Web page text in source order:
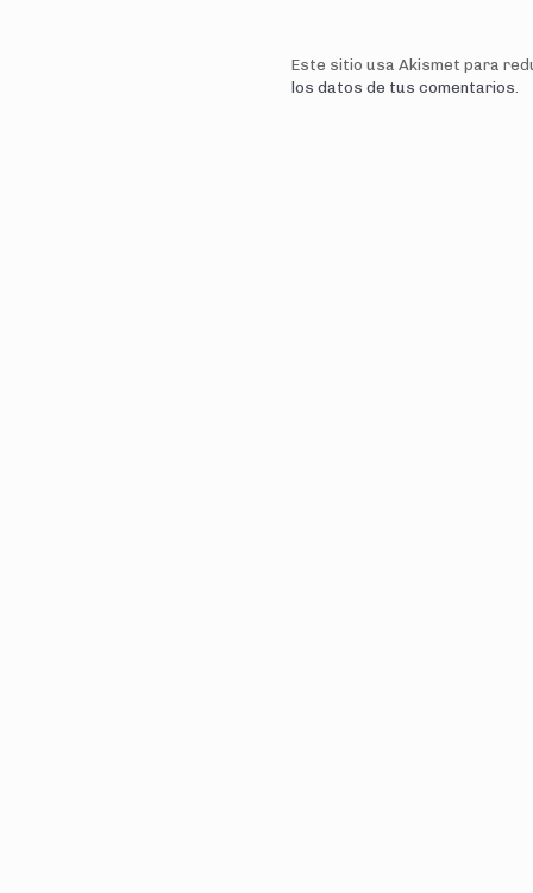
Este sitio usa Akismet para
los datos de tus comentarios.